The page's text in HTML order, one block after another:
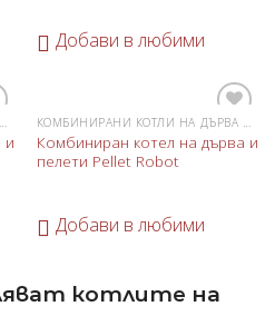
Добави в любими
КОМБИНИРАНИ КОТЛИ НА ДЪРВА И ПЕЛЕТИ
и
Добави
в
КОМБИНИРАНИ КОТЛИ НА ДЪРВА И ПЕЛЕТИ
Комбиниран котел на дърва и
пелети Pellet Robot
Добави в любими
котлите на